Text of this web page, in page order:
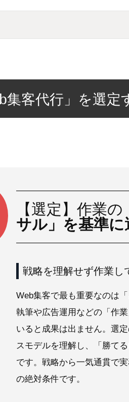
集客代行」を選
【選定】作業
サル」を基準に
戦略を理解せず作業し
Web集客で最も重要なのは
執筆や広告運用などの「作
いると成果は出ません。選
スモデルを理解し、「勝て
です。戦略から一気通貫で
の絶対条件です。